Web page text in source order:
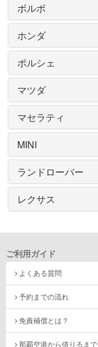
ボルボ
ホンダ
ポルシェ
マツダ
マセラティ
MINI
ランドローバー
レクサス
ご利用ガイド
よくある質問
予約までの流れ
免責補償とは？
那覇空港から借りるまで